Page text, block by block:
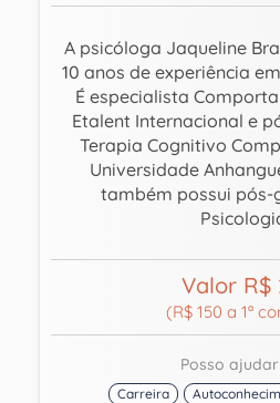
A psicóloga Jaqueline
10 anos de experiência
É especialista
Etalent Internacional e
Terapia Cognitivo
Universidade
também possui pós-
Valor R$
(R$ 150 a 1ª
Posso
Carreira